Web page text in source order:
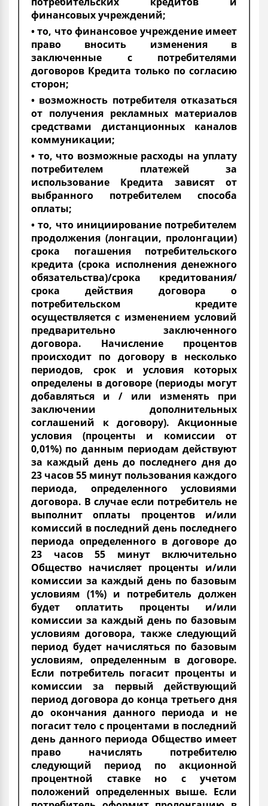
финансовых учреждений;
• то, что финансовое учреждение имеет
право вносить изменения в
заключенные с потребителями
договоров Кредита только по согласию
сторон;
• возможность потребителя отказаться
от получения рекламных материалов
средствами дистанционных каналов
коммуникации;
• то, что возможные расходы на уплату
потребителем платежей за
использование Кредита зависят от
выбранного потребителем способа
оплаты;
• то, что инициирование потребителем
продолжения (лонгации, пролонгации)
срока погашения потребительского
кредита (срока исполнения денежного
обязательства)/срока кредитования/
срока действия договора о
потребительском кредите
осуществляется с изменением условий
предварительно заключенного
договора. Начисление процентов
происходит по договору в несколько
периодов, срок и условия которых
определены в договоре (периоды могут
добавляться и / или изменять при
заключении дополнительных
соглашений к договору). Акционные
условия (проценты и комиссии от
0,01%) по данным периодам действуют
за каждый день до последнего дня до
23 часов 55 минут пользования каждого
периода, определенного условиями
договора. В случае если потребитель не
выполнит оплаты процентов и/или
комиссий в последний день последнего
периода определенного в договоре до
23 часов 55 минут включительно
Общество начисляет проценты и/или
комиссии за каждый день по базовым
условиям (1%) и потребитель должен
будет оплатить проценты и/или
комиссии за каждый день по базовым
условиям договора, также следующий
период будет начисляться по базовым
условиям, определенным в договоре.
Если потребитель погасит проценты и
комиссии за первый действующий
период договора до конца третьего дня
до окончания данного периода и не
погасит тело с процентами в последний
день данного периода Общество имеет
право начислять потребителю
следующий период по акционной
процентной ставке но с учетом
положений определенных выше. Если